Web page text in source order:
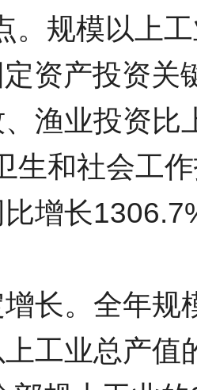
。规模以上
资产投资关
渔业投资比
生和社会工
增长
长。全年规
工业总产值